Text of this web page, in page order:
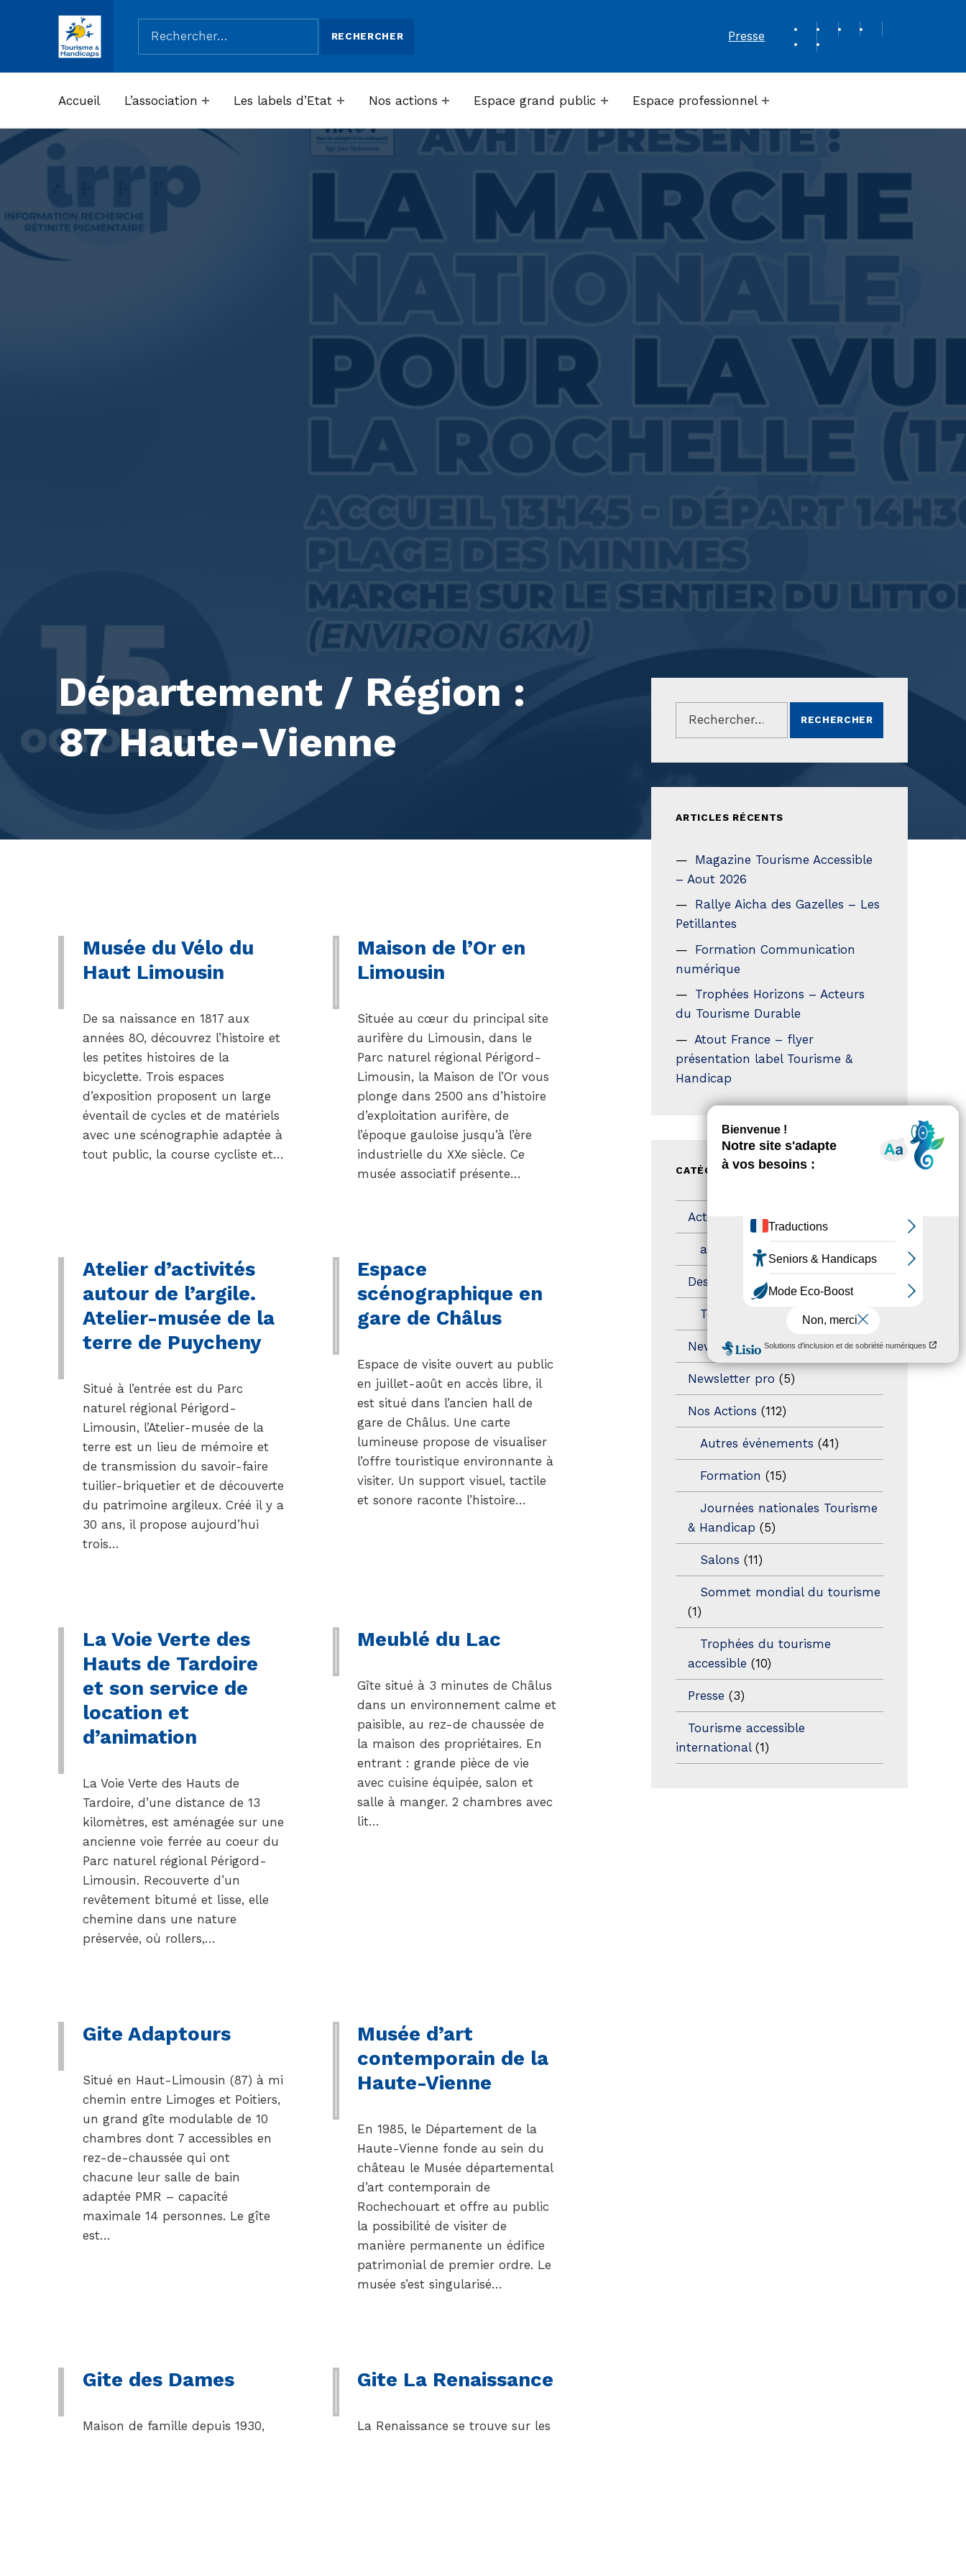
ASSOCIATION TOURISME ET HANDICAPS
Rechercher :
Presse
REVUE DE PRESSE
Accueil L’association Les labels d’Etat Nos actions Espace grand public Espace professionnel
Département / Région :
87 Haute-Vienne
Musée du Vélo du
Haut Limousin
De sa naissance en 1817 aux
années 8O, découvrez l’histoire et
les petites histoires de la
bicyclette. Trois espaces
d’exposition proposent un large
éventail de cycles et de matériels
avec une scénographie adaptée à
tout public, la course cycliste et…
Maison de l’Or en
Limousin
Située au cœur du principal site
aurifère du Limousin, dans le
Parc naturel régional Périgord-
Limousin, la Maison de l’Or vous
plonge dans 2500 ans d’histoire
d’exploitation aurifère, de
l’époque gauloise jusqu’à l’ère
industrielle du XXe siècle. Ce
musée associatif présente…
Atelier d’activités
autour de l’argile.
Atelier-musée de la
terre de Puycheny
Situé à l’entrée est du Parc
naturel régional Périgord-
Limousin, l’Atelier-musée de la
terre est un lieu de mémoire et
de transmission du savoir-faire
tuilier-briquetier et de découverte
du patrimoine argileux. Créé il y a
30 ans, il propose aujourd’hui
trois…
Espace
scénographique en
gare de Châlus
Espace de visite ouvert au public
en juillet-août en accès libre, il
est situé dans l’ancien hall de
gare de Châlus. Une carte
lumineuse propose de visualiser
l’offre touristique environnante à
visiter. Un support visuel, tactile
et sonore raconte l’histoire…
La Voie Verte des
Hauts de Tardoire
et son service de
location et
d’animation
La Voie Verte des Hauts de
Tardoire, d’une distance de 13
kilomètres, est aménagée sur une
ancienne voie ferrée au coeur du
Parc naturel régional Périgord-
Limousin. Recouverte d’un
revêtement bitumé et lisse, elle
chemine dans une nature
préservée, où rollers,…
Meublé du Lac
Gîte situé à 3 minutes de Châlus
dans un environnement calme et
paisible, au rez-de chaussée de
la maison des propriétaires. En
entrant : grande pièce de vie
avec cuisine équipée, salon et
salle à manger. 2 chambres avec
lit…
Gite Adaptours
Situé en Haut-Limousin (87) à mi
chemin entre Limoges et Poitiers,
un grand gîte modulable de 10
chambres dont 7 accessibles en
rez-de-chaussée qui ont
chacune leur salle de bain
adaptée PMR – capacité
maximale 14 personnes. Le gîte
est…
Musée d’art
contemporain de la
Haute-Vienne
En 1985, le Département de la
Haute-Vienne fonde au sein du
château le Musée départemental
d’art contemporain de
Rochechouart et offre au public
la possibilité de visiter de
manière permanente un édifice
patrimonial de premier ordre. Le
musée s’est singularisé…
Gite des Dames
Maison de famille depuis 1930,
Gite La Renaissance
La Renaissance se trouve sur les
Rechercher :
ARTICLES RÉCENTS
Magazine Tourisme Accessible
– Aout 2026
Rallye Aicha des Gazelles – Les
Petillantes
Formation Communication
numérique
Trophées Horizons – Acteurs
du Tourisme Durable
Atout France – flyer
présentation label Tourisme &
Handicap
CATÉGORIES
Actualités (200)
actualités(21)
Destination Pour Tous
Territoires labellisés
Newsetter(6)
Newsletter pro (5)
Nos Actions (112)
Autres événements (41)
Formation (15)
Journées nationales Tourisme
& Handicap (5)
Salons (11)
Sommet mondial du tourisme
(1)
Trophées du tourisme
accessible (10)
Presse (3)
Tourisme accessible
international(1)